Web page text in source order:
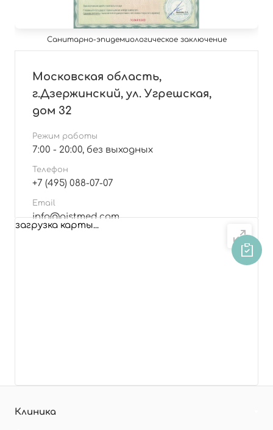
Санитарно-эпидемиологическое заключение
Московская область,
г.Дзержинский, ул. Угрешская,
дом 32
Режим работы
7:00 - 20:00, без выходных
Телефон
+7 (495) 088-07-07
Email
info@aistmed.com
загрузка карты...
Клиника